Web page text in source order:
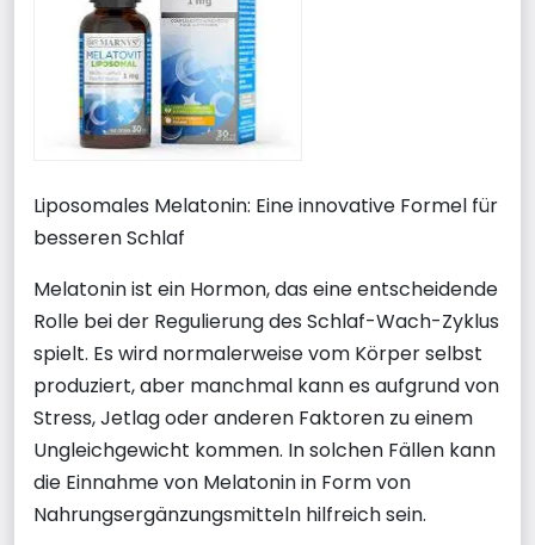
Liposomales Melatonin: Eine innovative Formel für
besseren Schlaf
Melatonin ist ein Hormon, das eine entscheidende
Rolle bei der Regulierung des Schlaf-Wach-Zyklus
spielt. Es wird normalerweise vom Körper selbst
produziert, aber manchmal kann es aufgrund von
Stress, Jetlag oder anderen Faktoren zu einem
Ungleichgewicht kommen. In solchen Fällen kann
die Einnahme von Melatonin in Form von
Nahrungsergänzungsmitteln hilfreich sein.